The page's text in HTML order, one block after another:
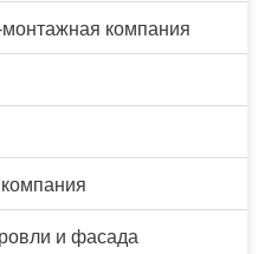
монтажная компания
и фасада